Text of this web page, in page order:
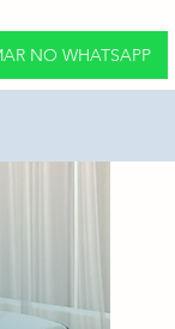
NO WHATSAPP